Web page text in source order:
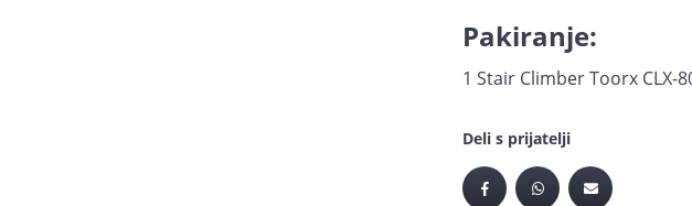
Pakiranje:
1 Stair Climber Toorx CLX-
Deli s prijatelji